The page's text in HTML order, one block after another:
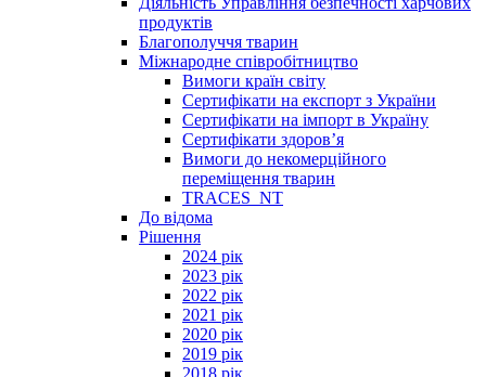
продуктів
Благополуччя тварин
Міжнародне співробітництво
Вимоги країн світу
Сертифікати на експорт з України
Сертифікати на імпорт в Україну
Сертифікати здоров’я
Вимоги до некомерційного
переміщення тварин
TRACES_NT
До відома
Рішення
2024 рік
2023 рік
2022 рік
2021 рік
2020 рік
2019 рік
2018 рік